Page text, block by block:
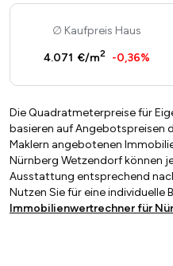
Kaufpreis Haus
4.071 €/m2 -0,36%
Die Quadratmeterpreise für
basieren auf Angebotspreisen
Maklern angebotenen
Nürnberg Wetzendorf können
Ausstattung entsprechend
Nutzen Sie für eine individuelle
Immobilienwertrechner für